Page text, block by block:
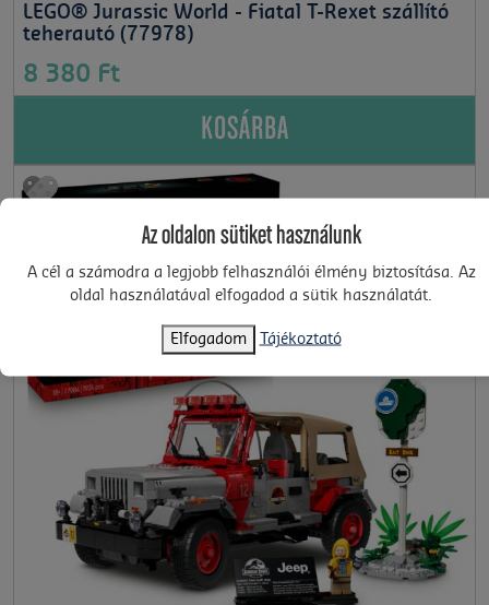
LEGO® Jurassic World - Fiatal T-Rexet szállító
teherautó (77978)
8 380 Ft
KOSÁRBA
Az oldalon sütiket használunk
A cél a számodra a legjobb felhasználói élmény biztosítása. Az
oldal használatával elfogadod a sütik használatát.
Elfogadom Tájékoztató